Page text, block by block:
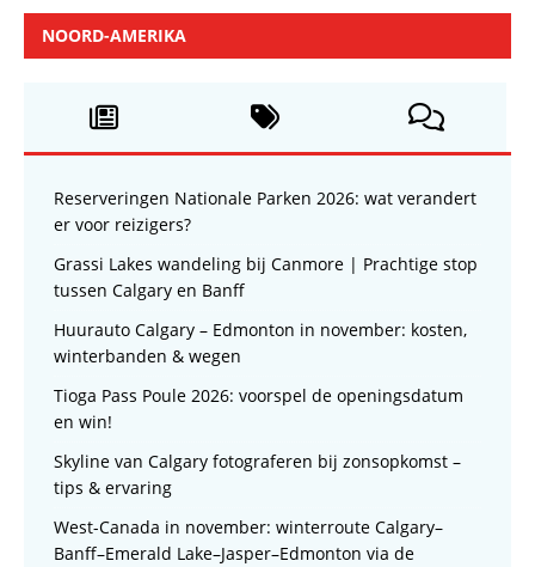
NOORD-AMERIKA
Reserveringen Nationale Parken 2026: wat verandert
er voor reizigers?
Grassi Lakes wandeling bij Canmore | Prachtige stop
tussen Calgary en Banff
Huurauto Calgary – Edmonton in november: kosten,
winterbanden & wegen
Tioga Pass Poule 2026: voorspel de openingsdatum
en win!
Skyline van Calgary fotograferen bij zonsopkomst –
tips & ervaring
West-Canada in november: winterroute Calgary–
Banff–Emerald Lake–Jasper–Edmonton via de